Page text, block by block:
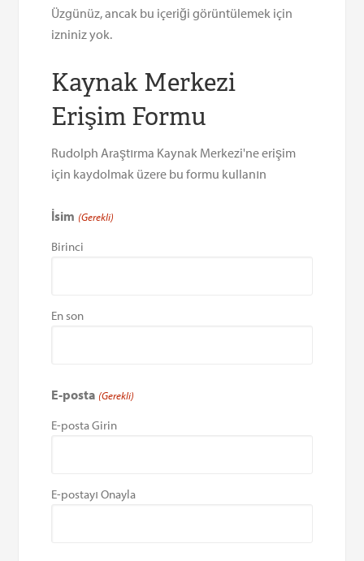
Üzgünüz, ancak bu içeriği görüntülemek için
izniniz yok.
Kaynak Merkezi
Erişim Formu
Rudolph Araştırma Kaynak Merkezi'ne erişim
için kaydolmak üzere bu formu kullanın
İsim (Gerekli)
Birinci
En son
E-posta (Gerekli)
E-posta Girin
E-postayı Onayla